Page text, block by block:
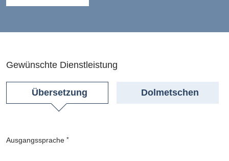
Gewünschte Dienstleistung
Übersetzung Dolmetschen
Ausgangssprache *